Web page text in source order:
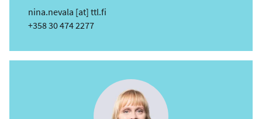
e
s
ä
k
nina.nevala [at] ttl.fi
Puhelin
+358 30 474 2277